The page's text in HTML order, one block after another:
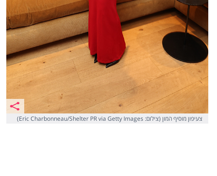
צעיפון מוסיף המון (צילום: Eric Charbonneau/Shelter PR via Getty Images)